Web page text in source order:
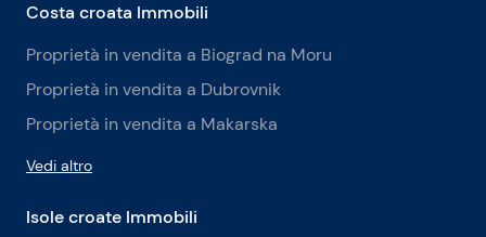
Costa croata Immobili
Proprietà in vendita a Biograd na Moru
Proprietà in vendita a Dubrovnik
Proprietà in vendita a Makarska
Vedi altro
Isole croate Immobili